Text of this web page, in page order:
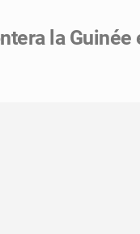
la Guinée